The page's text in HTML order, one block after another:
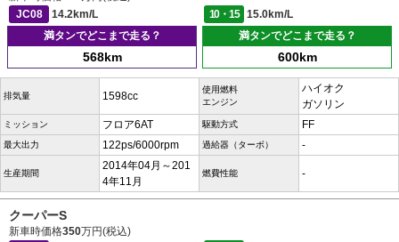
JC08
14.2km/L 10・15
15.0km/L
満タンでどこまで走る？
568km
満タンでどこまで走る？
600km
排気量 1598cc
使用燃料
エンジン
ハイオク
ガソリン
ミッション フロア6AT 駆動方式 FF
最大出力 122ps/6000rpm 過給器（ターボ） -
生産期間
2014年04月～201
4年11月
燃費性能 -
クーパーS
新車時価格350万円(税込)